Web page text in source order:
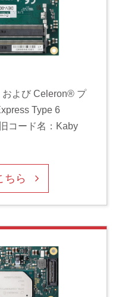
よび Celeron® プ
Type 6
コード名：Kaby
ちら